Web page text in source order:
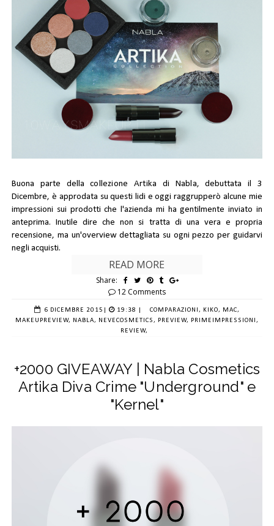
Buona parte dellacollezione Artikadi Nabla, debuttata il 3
Dicembre, è approdata su questi lidi e oggi raggrupperò alcune mie
impressioni sui prodotti che l'azienda mi ha gentilmente inviato in
anteprima. Inutile dire che non si tratta di una vera e propria
recensione, ma un'overview dettagliata su ogni pezzo per guidarvi
negli acquisti.
READ MORE
Share:
12 Comments
6 DICEMBRE 2015 19:38 | COMPARAZIONI, KIKO, MAC,
MAKEUPREVIEW, NABLA, NEVECOSMETICS, PREVIEW, PRIMEIMPRESSIONI,
REVIEW,
+2000 GIVEAWAY | Nabla Cosmetics
Artika Diva Crime "Underground" e
"Kernel"